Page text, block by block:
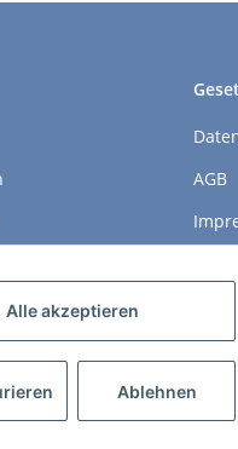
Alle akzeptieren
Ablehnen
AGB
zzgl.